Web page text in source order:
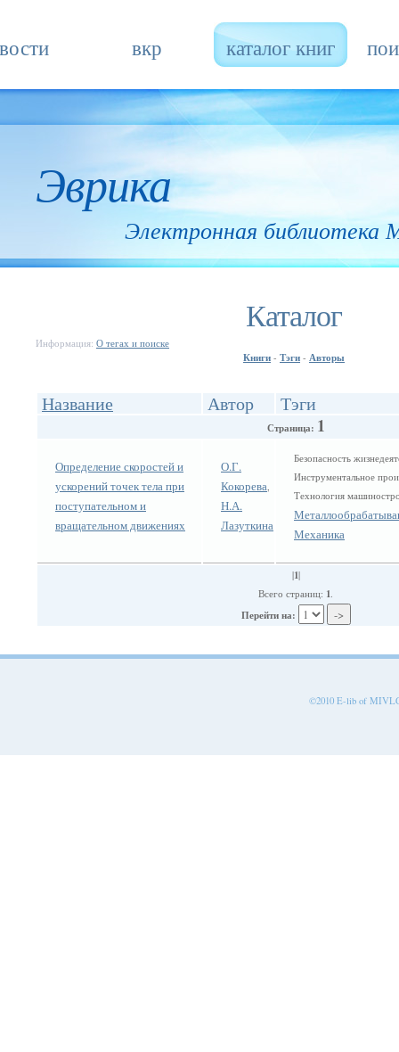
вкр каталог книг
Эврика
Электронная
Каталог
Информация: О тегах и поиске
Книги - Тэги - Авторы
Название Автор Тэги
Страница: 1
Определение скоростей и
ускорений точек тела при
поступательном и
вращательном движениях
О.Г.
Кокорева,
Н.А.
Лазуткина
Безопасность
Инструментальное
Технология
Механика
|1|
Всего страниц: 1.
Перейти на:
©2010 E-lib of